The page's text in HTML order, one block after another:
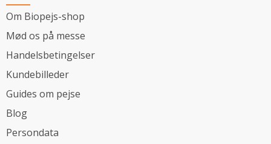
Om Biopejs-shop
Mød os på messe
Handelsbetingelser
Kundebilleder
Guides om pejse
Blog
Persondata